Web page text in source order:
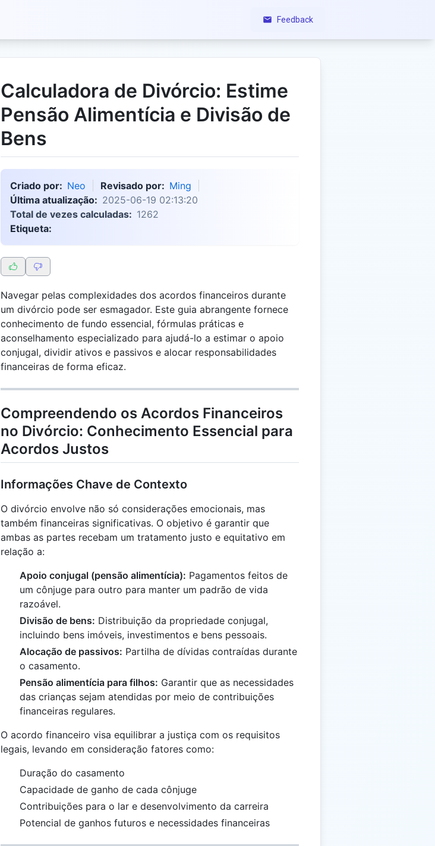
Feedback
Calculadora de Divórcio: Estime
Pensão Alimentícia e Divisão de
Bens
Criado por: Neo Revisado por: Ming
Última atualização: 2025-06-19 02:13:20
Total de vezes calculadas: 1262
Etiqueta:
Navegar pelas complexidades dos acordos financeiros durante
um divórcio pode ser esmagador. Este guia abrangente fornece
conhecimento de fundo essencial, fórmulas práticas e
aconselhamento especializado para ajudá-lo a estimar o apoio
conjugal, dividir ativos e passivos e alocar responsabilidades
financeiras de forma eficaz.
Compreendendo os Acordos Financeiros
no Divórcio: Conhecimento Essencial para
Acordos Justos
Informações Chave de Contexto
O divórcio envolve não só considerações emocionais, mas
também financeiras significativas. O objetivo é garantir que
ambas as partes recebam um tratamento justo e equitativo em
relação a:
Apoio conjugal (pensão alimentícia): Pagamentos feitos de
um cônjuge para outro para manter um padrão de vida
razoável.
Divisão de bens: Distribuição da propriedade conjugal,
incluindo bens imóveis, investimentos e bens pessoais.
Alocação de passivos: Partilha de dívidas contraídas durante
o casamento.
Pensão alimentícia para filhos: Garantir que as necessidades
das crianças sejam atendidas por meio de contribuições
financeiras regulares.
O acordo financeiro visa equilibrar a justiça com os requisitos
legais, levando em consideração fatores como:
Duração do casamento
Capacidade de ganho de cada cônjuge
Contribuições para o lar e desenvolvimento da carreira
Potencial de ganhos futuros e necessidades financeiras